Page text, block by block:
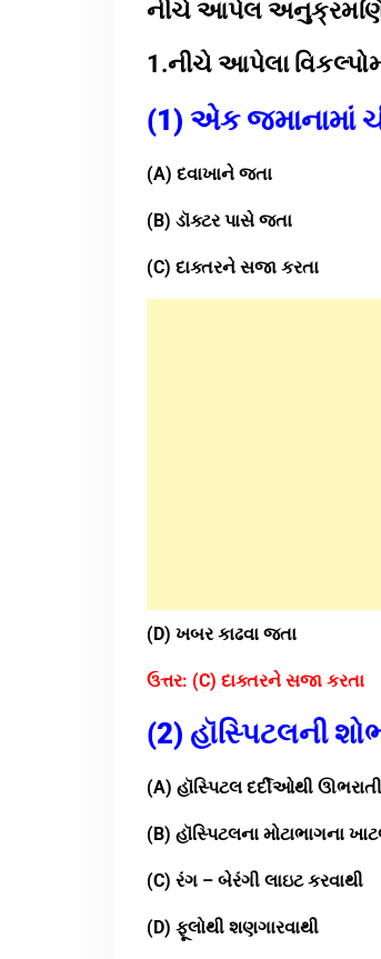
નીચે આપેલ
1.નીચે આપેલા
(1) એક જમાનામાં
(A) દવાખાને જતા
(B) ડૉક્ટર પાસે જતા
(C) દાક્તરને સજા કરતા
(D) ખબર કાઢવા જતા
ઉત્તર: (C) દાક્તરને સજા કરતા
(2) હૉસ્પિટલની
(A) હૉસ્પિટલ દર્દીઓથી
(B) હૉસ્પિટલના મોટાભાગના
(C) રંગ – બેરંગી લાઇટ કરવાથી
(D) ફૂલોથી શણગારવાથી